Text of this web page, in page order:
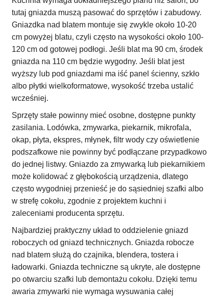
tutaj gniazda muszą pasować do sprzętów i zabudowy.
Gniazdka nad blatem montuje się zwykle około 10-20
cm powyżej blatu, czyli często na wysokości około 100-
120 cm od gotowej podłogi. Jeśli blat ma 90 cm, środek
gniazda na 110 cm będzie wygodny. Jeśli blat jest
wyższy lub pod gniazdami ma iść panel ścienny, szkło
albo płytki wielkoformatowe, wysokość trzeba ustalić
wcześniej.
Sprzęty stałe powinny mieć osobne, dostępne punkty
zasilania. Lodówka, zmywarka, piekarnik, mikrofala,
okap, płyta, ekspres, młynek, filtr wody czy oświetlenie
podszafkowe nie powinny być podłączane przypadkowo
do jednej listwy. Gniazdo za zmywarką lub piekarnikiem
może kolidować z głębokością urządzenia, dlatego
często wygodniej przenieść je do sąsiedniej szafki albo
w strefę cokołu, zgodnie z projektem kuchni i
zaleceniami producenta sprzętu.
Najbardziej praktyczny układ to oddzielenie gniazd
roboczych od gniazd technicznych. Gniazda robocze
nad blatem służą do czajnika, blendera, tostera i
ładowarki. Gniazda techniczne są ukryte, ale dostępne
po otwarciu szafki lub demontażu cokołu. Dzięki temu
awaria zmywarki nie wymaga wysuwania całej